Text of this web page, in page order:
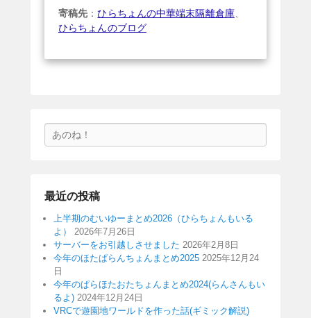
寄稿先 ：ひらちょんの中華端末隔離倉庫、
ひらちょんのブログ
索
最近の投稿
上半期のむいゆーまとめ2026（ひらちょんもいる
よ）
2026年7月26日
サーバーをお引越しさせました 2026年2月8日
今年のほたぱらんちょんまとめ2025 2025年12月24
日
今年のぱらほたおたちょんまとめ2024(らんさんもい
るよ) 2024年12月24日
VRCで遊園地ワールドを作った話(ギミック解説)